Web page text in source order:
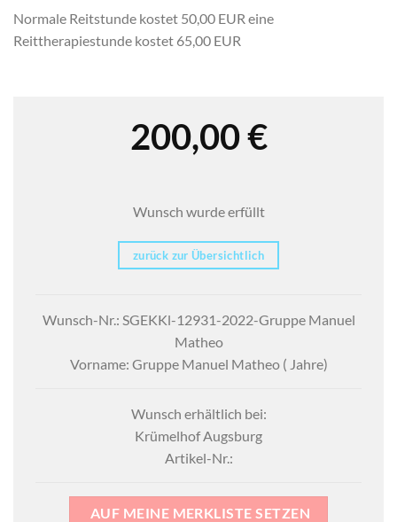
Normale Reitstunde kostet 50,00 EUR eine
Reittherapiestunde kostet 65,00 EUR
200,00€
Wunsch wurde erfüllt
zurück zur Übersichtlich
Wunsch-Nr.: SGEKKl-12931-2022-Gruppe Manuel
Matheo
Vorname: Gruppe Manuel Matheo ( Jahre)
Wunsch erhältlich bei:
Krümelhof Augsburg
Artikel-Nr.:
AUF MEINE MERKLISTE SETZEN